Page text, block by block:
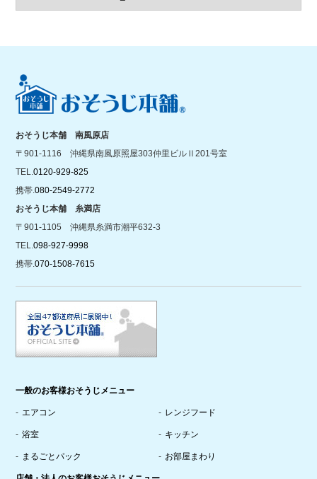
おそうじ本舗 南風原店
〒901-1116 沖縄県南風原照屋303仲里ビルⅡ201号室
TEL.0120-929-825
携帯.080-2549-2772
おそうじ本舗 糸満店
〒901-1105 沖縄県糸満市潮平632-3
TEL.098-927-9998
携帯.070-1508-7615
一般のお客様おそうじメニュー
エアコン レンジフード
浴室 キッチン
まるごとパック お部屋まわり